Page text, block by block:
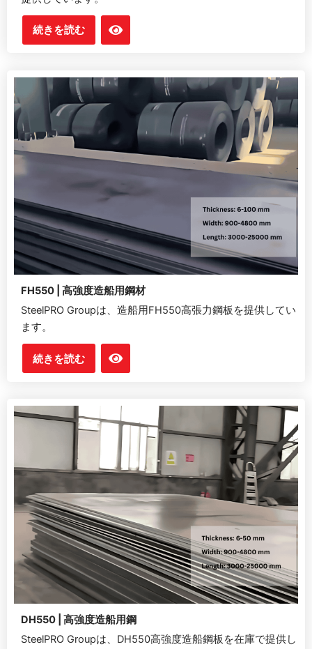
続きを読む
FH550 | 高強度造船用鋼材
SteelPRO Groupは、造船用FH550高張力鋼板を提供してい
ます。
続きを読む
DH550 | 高強度造船用鋼
SteelPRO Groupは、DH550高強度造船鋼板を在庫で提供し